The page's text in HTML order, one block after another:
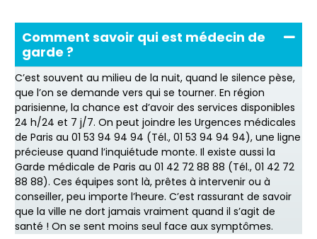
Comment savoir qui est médecin de
garde ?
C’est souvent au milieu de la nuit, quand le silence pèse,
que l’on se demande vers qui se tourner. En région
parisienne, la chance est d’avoir des services disponibles
24 h/24 et 7 j/7. On peut joindre les Urgences médicales
de Paris au 01 53 94 94 94 (Tél., 01 53 94 94 94), une ligne
précieuse quand l’inquiétude monte. Il existe aussi la
Garde médicale de Paris au 01 42 72 88 88 (Tél., 01 42 72
88 88). Ces équipes sont là, prêtes à intervenir ou à
conseiller, peu importe l’heure. C’est rassurant de savoir
que la ville ne dort jamais vraiment quand il s’agit de
santé ! On se sent moins seul face aux symptômes.